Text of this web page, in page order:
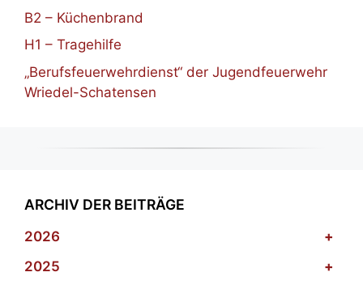
B2 – Küchenbrand
H1 – Tragehilfe
„Berufsfeuerwehrdienst“ der Jugendfeuerwehr
Wriedel-Schatensen
ARCHIV DER BEITRÄGE
2026
+
2025
+